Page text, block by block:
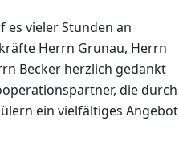
vieler Stunden an
Herrn Grunau, Herrn
Becker herzlich gedankt
die durch
ein vielfältiges Angebot